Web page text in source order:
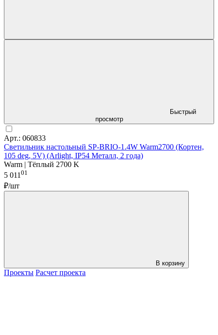
Быстрый
просмотр
Арт.: 060833
Светильник настольный SP-BRIO-1.4W Warm2700 (Кортен,
105 deg, 5V) (Arlight, IP54 Металл, 2 года)
Warm | Тёплый 2700 K
5 01101
₽/шт
В корзину
Проекты Расчет проекта